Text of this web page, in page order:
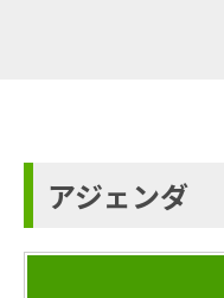
アジェンダ